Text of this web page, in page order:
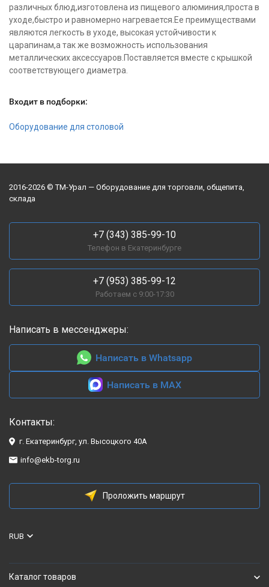
различных блюд,изготовлена из пищевого алюминия,проста в
уходе,быстро и равномерно нагревается.Ее преимуществами
являются легкость в уходе, высокая устойчивости к
царапинам,а так же возможность использования
металлических аксессуаров.Поставляется вместе с крышкой
соответствующего диаметра.
Входит в подборки:
Оборудование для столовой
2016-2026 © ТМ-Урал — Оборудование для торговли, общепита,
склада
+7 (343) 385-99-10
Телефон в Екатеринбурге
+7 (953) 385-99-12
Работаем с 9:00-17:30
Написать в мессенджеры:
Написать в Whatsapp
Написать в MAX
Контакты:
г. Екатеринбург, ул. Высоцкого 40А
info@ekb-torg.ru
Проложить маршрут
RUB
Каталог товаров